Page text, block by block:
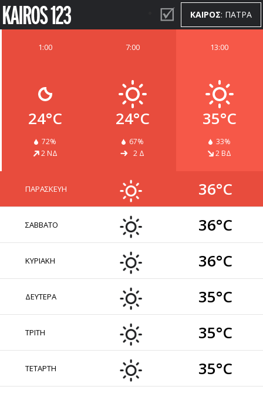
ΚΑΙΡΟΣ: ΠΑΤΡΑ
13:00
35°C
33%
2 ΒΔ
7:00
24°C
67%
2 Δ
1:00
24°C
72%
2 ΝΔ
ΠΑΡΑΣΚΕΥΗ 36°C
ΣΑΒΒΑΤΟ 36°C
ΚΥΡΙΑΚΗ 36°C
ΔΕΥΤΕΡΑ 35°C
ΤΡΙΤΗ 35°C
ΤΕΤΑΡΤΗ 35°C